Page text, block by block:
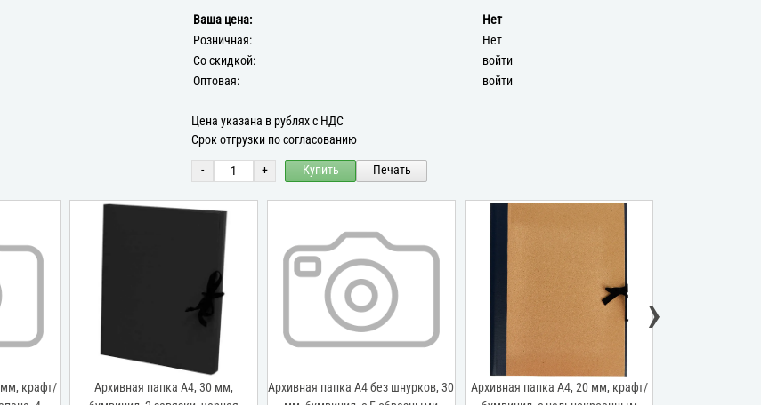
Ваша цена:
Нет
Розничная:
Нет
Со скидкой:
войти
Оптовая:
войти
Цена указана в рублях с НДС
Срок отгрузки по согласованию
- + Купить Печать
крафт/
Архивная папка А4, 30 мм,
Архивная папка А4 без шнурков, 30
Архивная папка А4, 20 мм, крафт/
›